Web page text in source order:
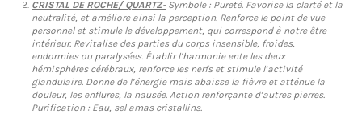
CRISTAL DE ROCHE/ QUARTZ-Symbole : Pureté. Favorise la clarté et la
neutralité, et améliore ainsi la perception. Renforce le point de vue
personnel et stimule le développement, qui correspond à notre être
intérieur. Revitalise des parties du corps insensible, froides,
endormies ou paralysées. Établir l’harmonie ente les deux
hémisphères cérébraux, renforce les nerfs et stimule l’activité
glandulaire. Donne de l’énergie mais abaisse la fièvre et atténue la
douleur, les enflures, la nausée. Action renforçante d’autres pierres.
Purification : Eau, sel amas cristallins.